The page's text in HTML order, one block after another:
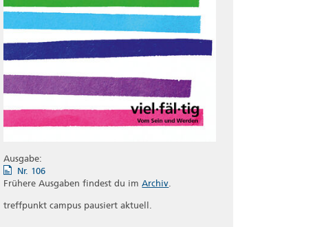
Ausgabe:
Nr. 106
Frühere Ausgaben findest du imArchiv.
treffpunkt campus pausiert aktuell.